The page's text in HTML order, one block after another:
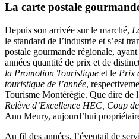
La carte postale
Depuis son arrivée sur le marché,
le standard de l’industrie et s’est
postale gourmande régionale,
années quantité de prix et de
la Promotion Touristique et le Prix
touristique de l’année,
Tourisme Montérégie. Que dire de
Relève d’Excellence HEC, Coup
Ann Meury, aujourd’hui
Au fil des années, l’éventail de